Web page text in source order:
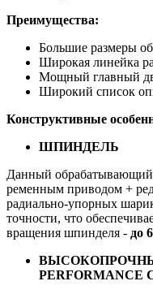
Преимущества:
Большие размеры
Широкая линейка
Мощный главный
Широкий список
Конструктивные
ШПИНДЕЛЬ
Данный
ременным приводом +
радиально-упорных
точности, что
вращения шпинделя - до
PERFORMANCE